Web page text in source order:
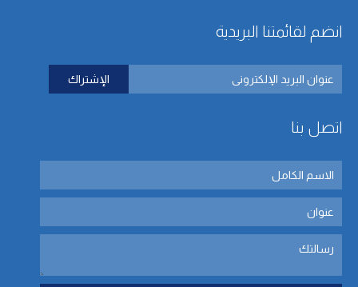
انضم لقائمتنا البريدية
اتصل بنا